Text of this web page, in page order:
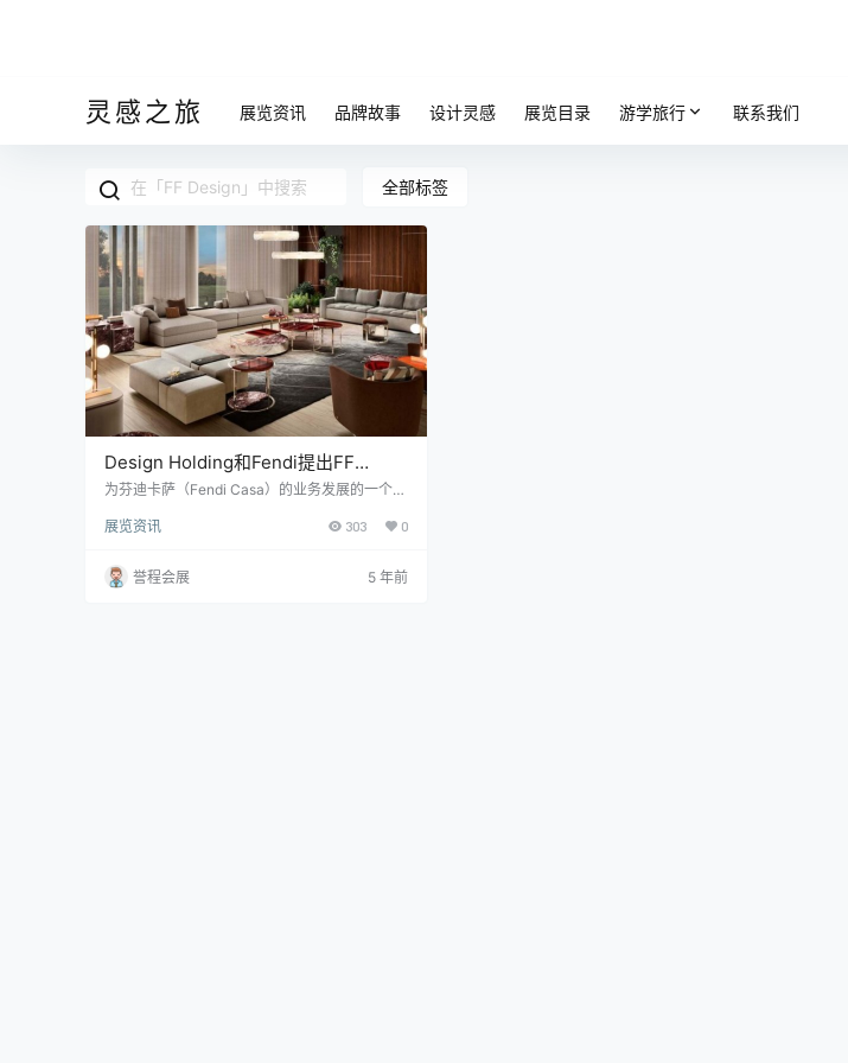
灵感之旅 展览资讯 品牌故事 设计灵感 展览目录 游学旅行 联系我们
全部标签
Design Holding和Fendi提出FF
Design
为芬迪卡萨（Fendi Casa）的业务发展的一个新
布将成立一家新的合资企业，即时尚家具设计
的业务发展，其中Design Holding为主要股东。
该合资企业将由芬迪（Fendi）公司前负责欧洲
展览资讯 303 0
誉程会展
5 年前